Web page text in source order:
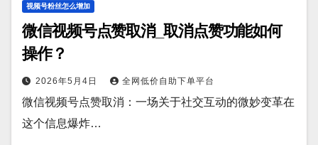
视频号粉丝怎么增加
微信视频号点赞取消_取消点赞功能如何
操作？
2026年5月4日 全网低价自助下单平台
微信视频号点赞取消：一场关于社交互动的微妙变革在
这个信息爆炸…